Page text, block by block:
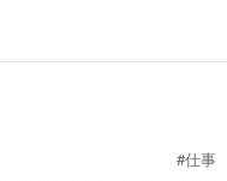
#仕事